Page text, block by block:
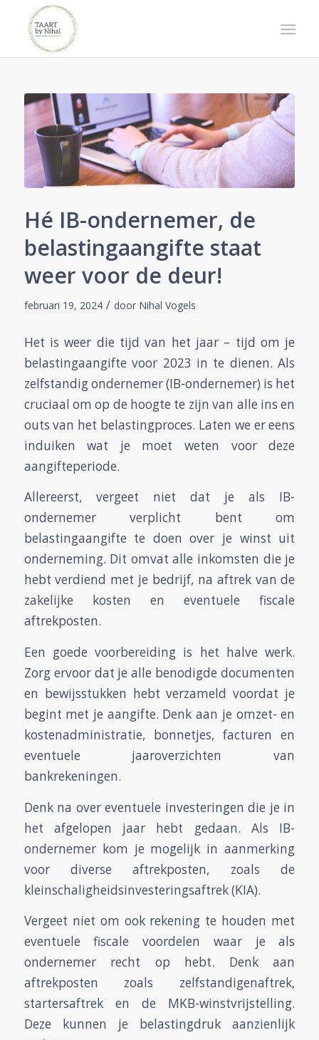
Hé IB-ondernemer, de
belastingaangifte staat
weer voor de deur!
februari 19, 2024 / door Nihal Vogels
Het is weer die tijd van het jaar – tijd om je
belastingaangifte voor 2023 in te dienen. Als
zelfstandig ondernemer (IB-ondernemer) is het
cruciaal om op de hoogte te zijn van alle ins en
outs van het belastingproces. Laten we er eens
induiken wat je moet weten voor deze
aangifteperiode.
Allereerst, vergeet niet dat je als IB-
ondernemer verplicht bent om
belastingaangifte te doen over je winst uit
onderneming. Dit omvat alle inkomsten die je
hebt verdiend met je bedrijf, na aftrek van de
zakelijke kosten en eventuele fiscale
aftrekposten.
Een goede voorbereiding is het halve werk.
Zorg ervoor dat je alle benodigde documenten
en bewijsstukken hebt verzameld voordat je
begint met je aangifte. Denk aan je omzet- en
kostenadministratie, bonnetjes, facturen en
eventuele jaaroverzichten van
bankrekeningen.
Denk na over eventuele investeringen die je in
het afgelopen jaar hebt gedaan. Als IB-
ondernemer kom je mogelijk in aanmerking
voor diverse aftrekposten, zoals de
kleinschaligheidsinvesteringsaftrek (KIA).
Vergeet niet om ook rekening te houden met
eventuele fiscale voordelen waar je als
ondernemer recht op hebt. Denk aan
aftrekposten zoals zelfstandigenaftrek,
startersaftrek en de MKB-winstvrijstelling.
Deze kunnen je belastingdruk aanzienlijk